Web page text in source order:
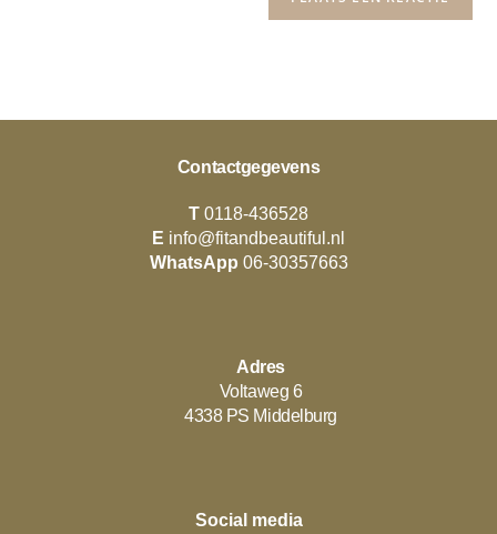
Contactgegevens
T 0118-436528
E info@fitandbeautiful.nl
WhatsApp 06-30357663
Adres
Voltaweg 6
4338 PS Middelburg
Social media